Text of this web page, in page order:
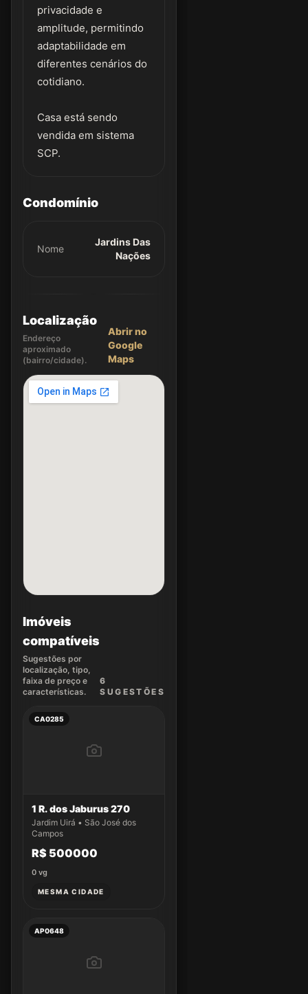
privacidade e
amplitude, permitindo
adaptabilidade em
diferentes cenários do
cotidiano.
Casa está sendo
vendida em sistema
SCP.
Condomínio
Nome
Jardins Das
Nações
Localização
Endereço
aproximado
(bairro/cidade).
Abrir no
Google
Maps
Imóveis
compatíveis
Sugestões por
localização, tipo,
faixa de preço e
características.
6
SUGEST ÕES
CA0285
1 R. dos Jaburus 270
Jardim Uirá • São José dos
Campos
R$ 500000
0 vg
MESMA CIDADE
AP0648